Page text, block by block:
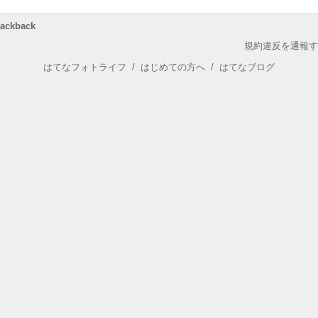
規約違反を通報
はてなフォトライフ / はじめての方へ / はてなブログ